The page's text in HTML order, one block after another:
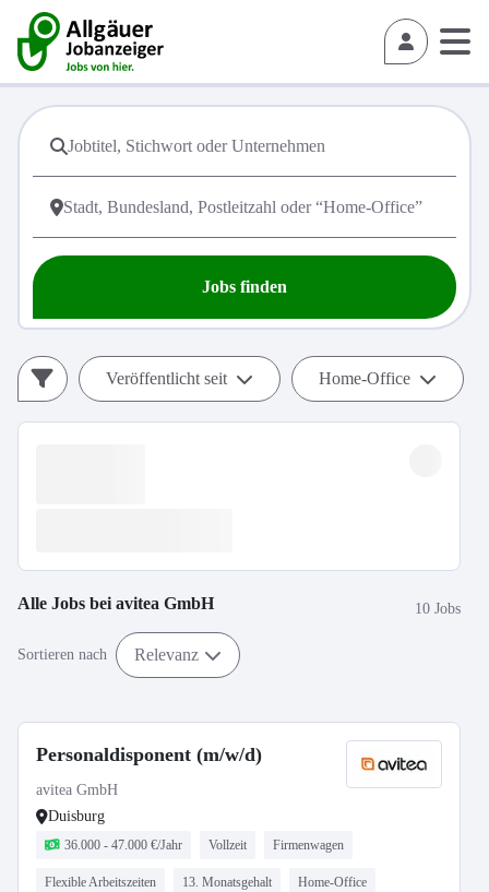
Jobs finden
Veröffentlicht seit Home-Office
Alle Jobs bei avitea GmbH 10 Jobs
Sortieren nach Relevanz
Personaldisponent (m/w/d)
avitea GmbH
Duisburg
36.000 - 47.000 €/Jahr Vollzeit Firmenwagen
Flexible Arbeitszeiten 13. Monatsgehalt Home-Office